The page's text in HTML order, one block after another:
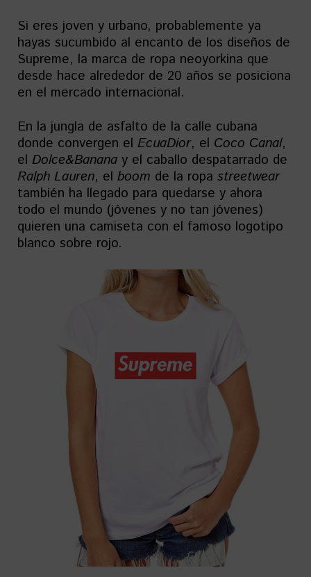
Si eres joven y urbano, probablemente ya
hayas sucumbido al encanto de los diseños de
Supreme, la marca de ropa neoyorkina que
desde hace alrededor de 20 años se posiciona
en el mercado internacional.
En la jungla de asfalto de la calle cubana
donde convergen el EcuaDior, el Coco Canal,
el Dolce&Banana y el caballo despatarrado de
Ralph Lauren, el boom de la ropa streetwear
también ha llegado para quedarse y ahora
todo el mundo (jóvenes y no tan jóvenes)
quieren una camiseta con el famoso logotipo
blanco sobre rojo.